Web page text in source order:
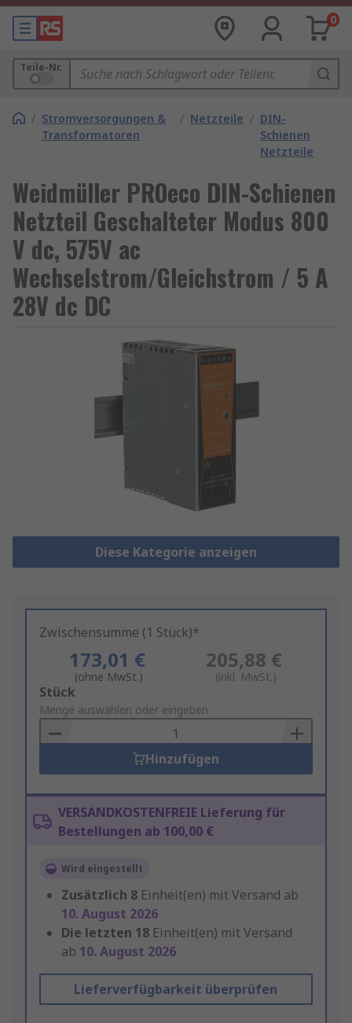
0
Teile-Nr.
/ Stromversorgungen &
Transformatoren
/ Netzteile / DIN-
Schienen
Netzteile
Weidmüller PROeco DIN-Schienen
Netzteil Geschalteter Modus 800
V dc, 575V ac
Wechselstrom/Gleichstrom / 5 A
28V dc DC
Diese Kategorie anzeigen
Zwischensumme (1 Stück)*
173,01 €
(ohne MwSt.)
205,88 €
(inkl. MwSt.)
Add
to
Basket
Stück
Menge auswählen oder eingeben
Hinzufügen
VERSANDKOSTENFREIE Lieferung für
Bestellungen ab 100,00 €
Wird eingestellt
Zusätzlich 8 Einheit(en) mit Versand ab
10. August 2026
Die letzten 18 Einheit(en) mit Versand
ab 10. August 2026
Lieferverfügbarkeit überprüfen